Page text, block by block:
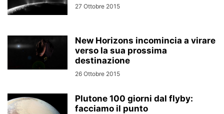
27 Ottobre 2015
New Horizons incomincia a virare
verso la sua prossima
destinazione
26 Ottobre 2015
Plutone 100 giorni dal flyby:
facciamo il punto